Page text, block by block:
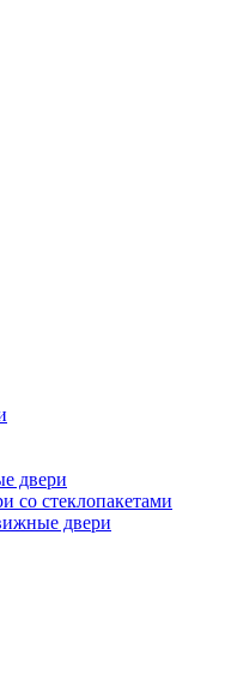
двери
со стеклопакетами
двери